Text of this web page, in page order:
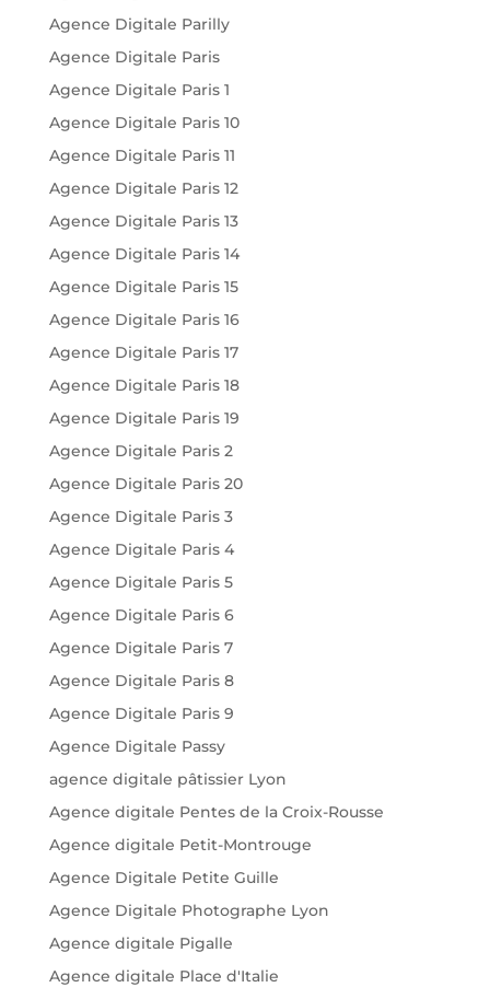
Agence Digitale Parilly
Agence Digitale Paris
Agence Digitale Paris 1
Agence Digitale Paris 10
Agence Digitale Paris 11
Agence Digitale Paris 12
Agence Digitale Paris 13
Agence Digitale Paris 14
Agence Digitale Paris 15
Agence Digitale Paris 16
Agence Digitale Paris 17
Agence Digitale Paris 18
Agence Digitale Paris 19
Agence Digitale Paris 2
Agence Digitale Paris 20
Agence Digitale Paris 3
Agence Digitale Paris 4
Agence Digitale Paris 5
Agence Digitale Paris 6
Agence Digitale Paris 7
Agence Digitale Paris 8
Agence Digitale Paris 9
Agence Digitale Passy
agence digitale pâtissier Lyon
Agence digitale Pentes de la Croix-Rousse
Agence digitale Petit-Montrouge
Agence Digitale Petite Guille
Agence Digitale Photographe Lyon
Agence digitale Pigalle
Agence digitale Place d'Italie